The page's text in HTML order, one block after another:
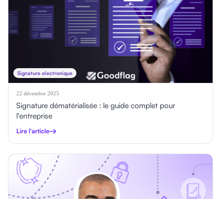
Signature electronique
22 décembre 2025
Signature dématérialisée : le guide complet pour
l'entreprise
Lire l'article